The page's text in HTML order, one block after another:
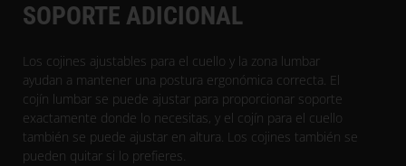
SOPORTE ADICIONAL
Los cojines ajustables para el cuello y la zona lumbar
ayudan a mantener una postura ergonómica correcta. El
cojín lumbar se puede ajustar para proporcionar soporte
exactamente donde lo necesitas, y el cojín para el cuello
también se puede ajustar en altura. Los cojines también se
pueden quitar si lo prefieres.